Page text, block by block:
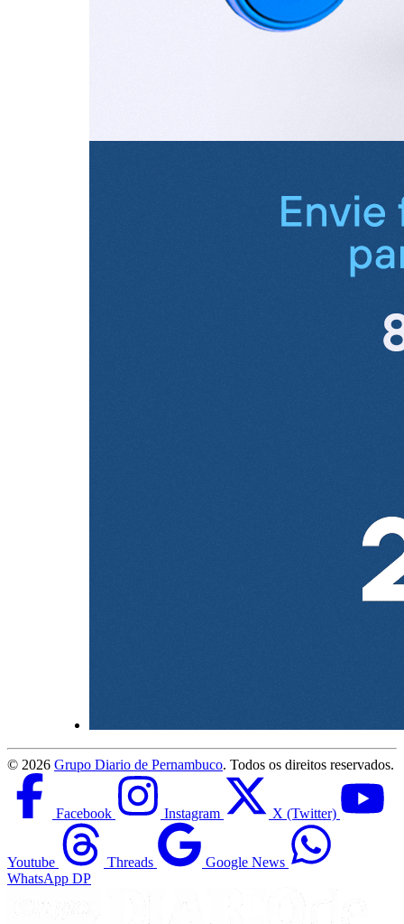
© 2026 Grupo Diario de Pernambuco. Todos os direitos reservados.
Facebook Instagram X (Twitter)
Youtube Threads
Google News
WhatsApp DP